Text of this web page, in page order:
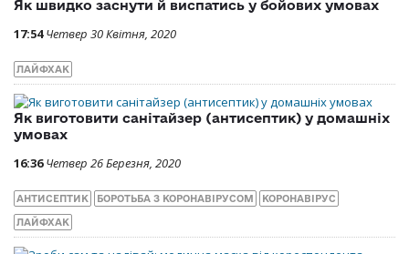
Як швидко заснути й виспатись у бойових умовах
17:54 Четвер 30 Квітня, 2020
ЛАЙФХАК
Як виготовити санітайзер (антисептик) у домашніх
умовах
16:36 Четвер 26 Березня, 2020
АНТИСЕПТИК БОРОТЬБА З КОРОНАВІРУСОМ КОРОНАВІРУС
ЛАЙФХАК